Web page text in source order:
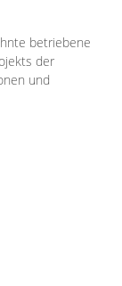
betriebene
der
und